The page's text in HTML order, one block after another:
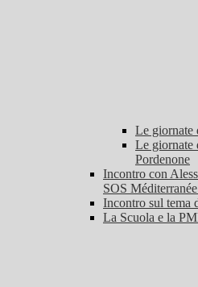
Le giornate
Le giornate
Pordenone
Incontro con
SOS
Incontro sul tema
La Scuola e la